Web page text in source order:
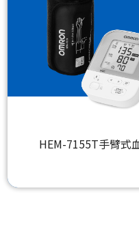
HEM-7155T手臂式